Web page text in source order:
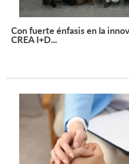
Académicos
Funcionarios
Alumni
Con fuerte énfasis en la
CREA I+D...